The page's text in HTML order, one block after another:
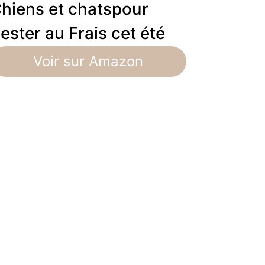
et chatspour
au Frais cet été
Voir sur Amazon